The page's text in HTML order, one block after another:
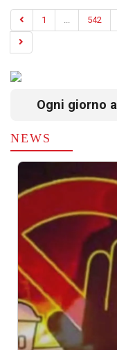
1 542
Ogni giorno
NEWS